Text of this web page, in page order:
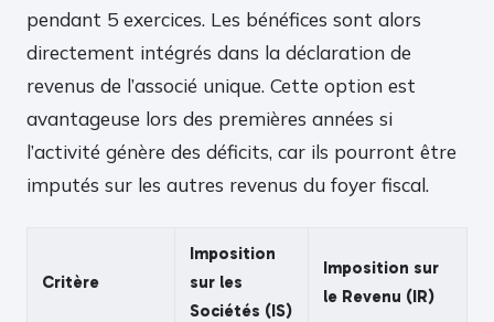
pendant 5 exercices. Les bénéfices sont alors
directement intégrés dans la déclaration de
revenus de l’associé unique. Cette option est
avantageuse lors des premières années si
l’activité génère des déficits, car ils pourront être
imputés sur les autres revenus du foyer fiscal.
Critère
Imposition
sur les
Sociétés (IS)
Imposition sur
le Revenu (IR)